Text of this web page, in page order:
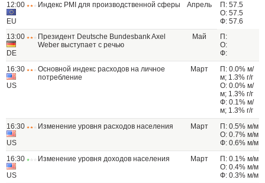
12:00
EU
Индекс PMI для производственной сферы Апрель
П: 57.5
О: 57.5
Ф: 57.6
13:00
DE
Президент Deutsche Bundesbank Axel
Weber выступает с речью
Май
П:
О:
Ф:
16:30
US
Основной индекс расходов на личное
потребление
Март
П: 0.0% м/
м; 1.3% г/г
О: 0.0% м/
м; 1.3% г/г
Ф: 0.1% м/
м; 1.3% г/г
16:30
US
Изменение уровня расходов населения Март
П: 0.5% м/м
О: 0.7% м/м
Ф: 0.6% м/м
16:30
US
Изменение уровня доходов населения Март
П: 0.1% м/м
О: 0.4% м/м
Ф: 0.3% м/м